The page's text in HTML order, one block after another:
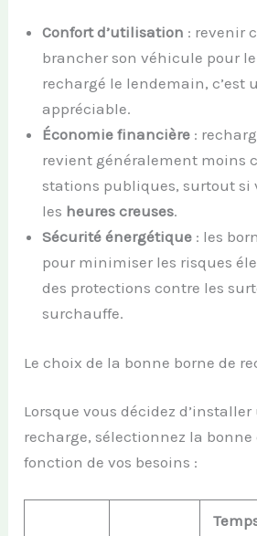
Confort d’utilisation : revenir
brancher son véhicule pour
rechargé le lendemain, c’est
appréciable.
Économie financière :
revient généralement moins
stations publiques, surtout si
les heures creuses.
Sécurité énergétique : les
pour minimiser les risques
des protections contre les
surchauffe.
Le choix de la bonne borne de
Lorsque vous décidez
recharge, sélectionnez la bonne
fonction de vos besoins :